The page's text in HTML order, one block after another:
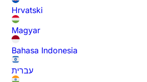
Hrvatski
Magyar
Bahasa Indonesia
עברית